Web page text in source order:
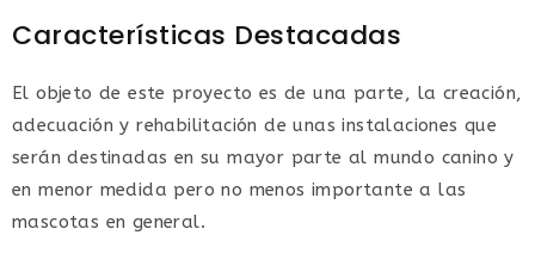
Características Destacadas
El objeto de este proyecto es de una parte, la creación,
adecuación y rehabilitación de unas instalaciones que
serán destinadas en su mayor parte al mundo canino y
en menor medida pero no menos importante a las
mascotas en general.